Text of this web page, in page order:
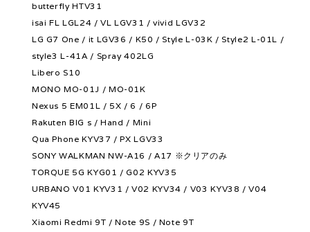
butterfly HTV31
isai FL LGL24 / VL LGV31 / vivid LGV32
LG G7 One / it LGV36 / K50 / Style L-03K / Style2 L-01L /
style3 L-41A / Spray 402LG
Libero S10
MONO MO-01J / MO-01K
Nexus 5 EM01L / 5X / 6 / 6P
Rakuten BIG s / Hand / Mini
Qua Phone KYV37 / PX LGV33
SONY WALKMAN NW-A16 / A17 ※クリアのみ
TORQUE 5G KYG01 / G02 KYV35
URBANO V01 KYV31 / V02 KYV34 / V03 KYV38 / V04
KYV45
Xiaomi Redmi 9T / Note 9S / Note 9T